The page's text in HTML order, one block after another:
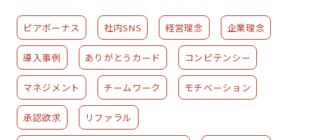
ピアボーナス 社内SNS 経営理念 企業理念
導入事例 ありがとうカード コンピテンシー
マネジメント チームワーク モチベーション
承認欲求 リファラル